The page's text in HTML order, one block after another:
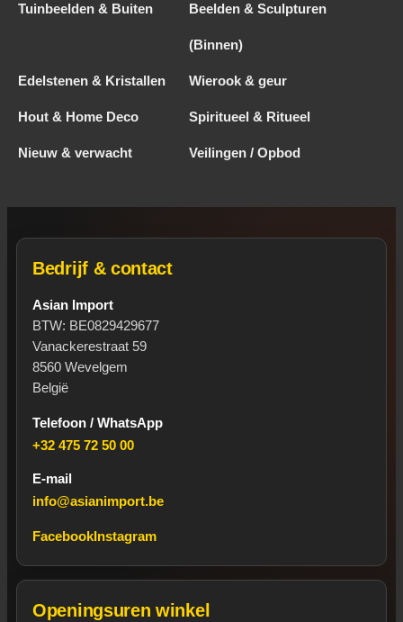
Tuinbeelden & Buiten Beelden & Sculpturen
(Binnen)
Edelstenen & Kristallen Wierook & geur
Hout & Home Deco Spiritueel & Ritueel
Nieuw & verwacht Veilingen / Opbod
Bedrijf & contact
Asian Import
BTW: BE0829429677
Vanackerestraat 59
8560 Wevelgem
België
Telefoon / WhatsApp
+32 475 72 50 00
E-mail
info@asianimport.be
FacebookInstagram
Openingsuren winkel